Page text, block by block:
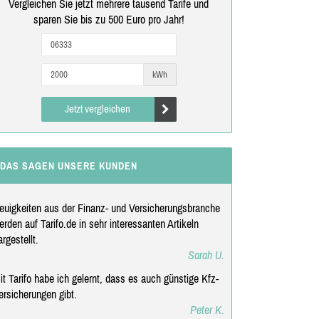
Vergleichen Sie jetzt mehrere tausend Tarife und
sparen Sie bis zu 500 Euro pro Jahr!
kWh
Jetzt vergleichen
DAS SAGEN UNSERE KUNDEN
aus der Finanz- und Versicherungsbranche
auf Tarifo.de in sehr interessanten Artikeln
Sarah U.
Tarifo habe ich gelernt, dass es auch günstige Kfz-
gibt.
Peter K.